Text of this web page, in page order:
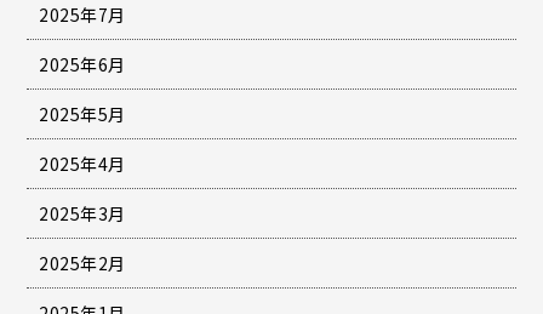
2025年7月
2025年6月
2025年5月
2025年4月
2025年3月
2025年2月